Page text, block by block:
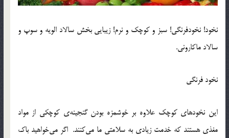
نخود! نخودفرنگی! سبز و کوچک و نرم! زیبایی بخش سالاد الویه و سوپ و
سالاد ماکارونی.
نخود فرنگی
این نخودهای کوچک علاوه بر خوشمزه بودن گنجینه‌ی کوچکی از مواد
مغذی هستند که خدمت زیادی به سلامتی ما می‌کنند. اگر می‌خواهید باک